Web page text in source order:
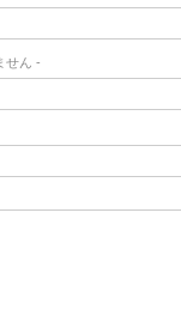
せん -